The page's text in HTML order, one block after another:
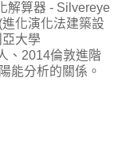
解算器 - Silvereye
化演化法建築設
大學
、2014倫敦進階
能分析的關係。